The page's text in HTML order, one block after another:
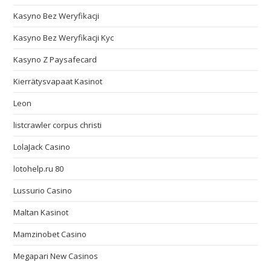
Kasyno Bez Weryfikacji
Kasyno Bez Weryfikacji Kyc
Kasyno Z Paysafecard
Kierrätysvapaat Kasinot
Leon
listcrawler corpus christi
LolaJack Casino
lotohelp.ru 80
Lussurio Casino
Maltan Kasinot
Mamzinobet Casino
Megapari New Casinos